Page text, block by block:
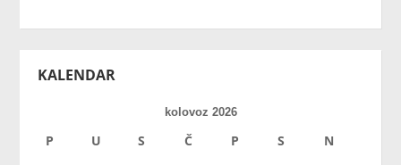
KALENDAR
kolovoz 2026
P U S Č P S N